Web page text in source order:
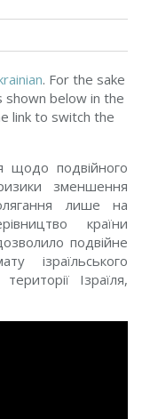
. For the sake
below in the
link to switch the
щодо подвійного
зменшення
лише на
країни
подвійне
ізраїльського
Ізраїля,